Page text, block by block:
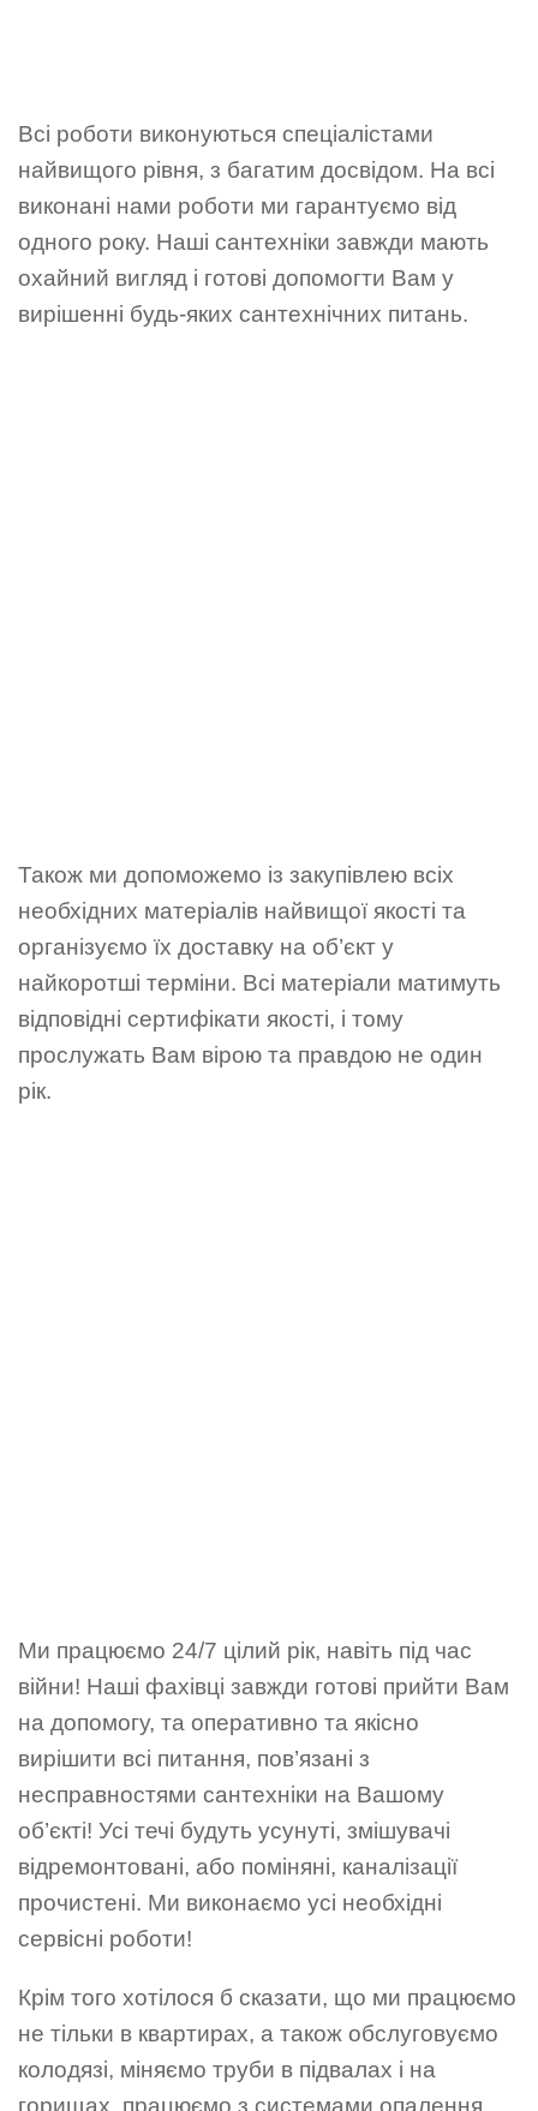
Всі роботи виконуються спеціалістами
найвищого рівня, з багатим досвідом. На всі
виконані нами роботи ми гарантуємо від
одного року. Наші сантехніки завжди мають
охайний вигляд і готові допомогти Вам у
вирішенні будь-яких сантехнічних питань.
Також ми допоможемо із закупівлею всіх
необхідних матеріалів найвищої якості та
організуємо їх доставку на об’єкт у
найкоротші терміни. Всі матеріали матимуть
відповідні сертифікати якості, і тому
прослужать Вам вірою та правдою не один
рік.
Ми працюємо 24/7 цілий рік, навіть під час
війни! Наші фахівці завжди готові прийти Вам
на допомогу, та оперативно та якісно
вирішити всі питання, пов’язані з
несправностями сантехніки на Вашому
об’єкті! Усі течі будуть усунуті, змішувачі
відремонтовані, або поміняні, каналізації
прочистені. Ми виконаємо усі необхідні
сервісні роботи!
Крім того хотілося б сказати, що ми працюємо
не тільки в квартирах, а також обслуговуємо
колодязі, міняємо труби в підвалах і на
горищах, працюємо з системами опалення,